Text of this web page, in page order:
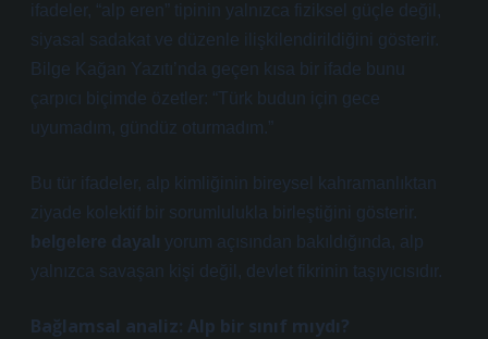
ifadeler, “alp eren” tipinin yalnızca fiziksel güçle değil,
siyasal sadakat ve düzenle ilişkilendirildiğini gösterir.
Bilge Kağan Yazıtı’nda geçen kısa bir ifade bunu
çarpıcı biçimde özetler: “Türk budun için gece
uyumadım, gündüz oturmadım.”
Bu tür ifadeler, alp kimliğinin bireysel kahramanlıktan
ziyade kolektif bir sorumlulukla birleştiğini gösterir.
belgelere dayalı yorum açısından bakıldığında, alp
yalnızca savaşan kişi değil, devlet fikrinin taşıyıcısıdır.
Bağlamsal analiz: Alp bir sınıf mıydı?